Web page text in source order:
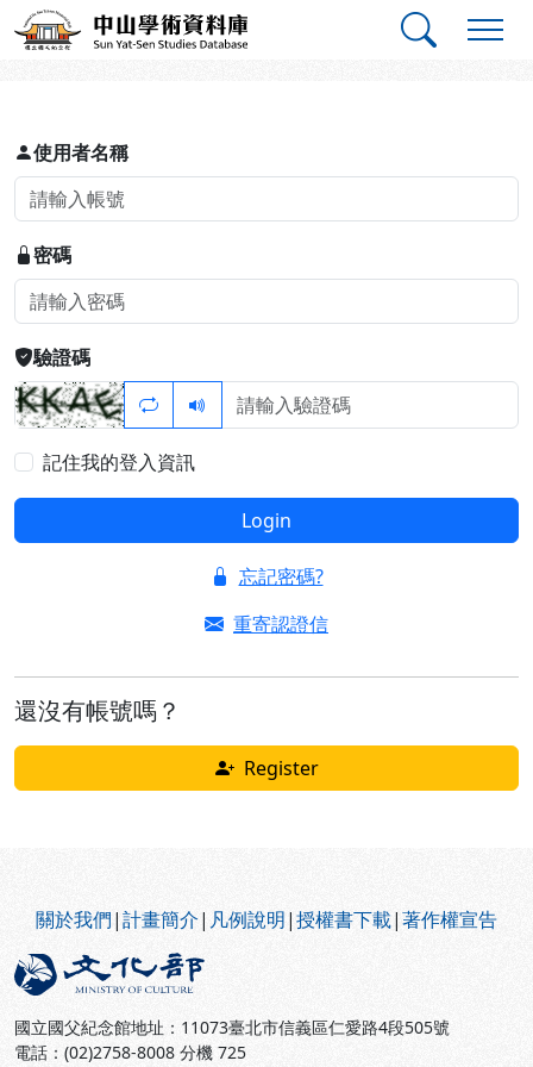
跳到主要內容
中山學術資料庫
登入
使用者名稱
密碼
驗證碼
記住我的登入資訊
Login
忘記密碼?
重寄認證信
還沒有帳號嗎？
Register
關於我們|計畫簡介| 凡例說明|授權書下載|著作權宣告
國立國父紀念館地址：11073臺北市信義區仁愛路4段505號
電話：(02)2758-8008 分機 725